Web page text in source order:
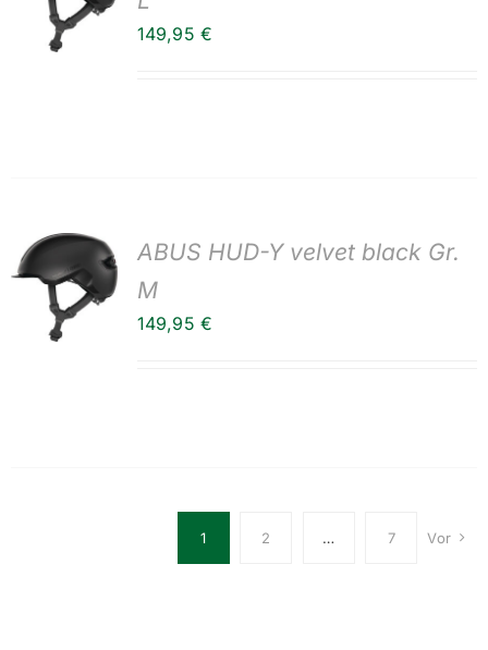
149,95€
ABUS HUD-Y velvet black Gr.
M
149,95€
1 2 … 7 Vor